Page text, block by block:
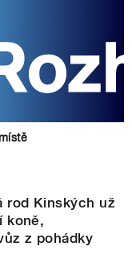
rod Kinských už
koně,
z pohádky